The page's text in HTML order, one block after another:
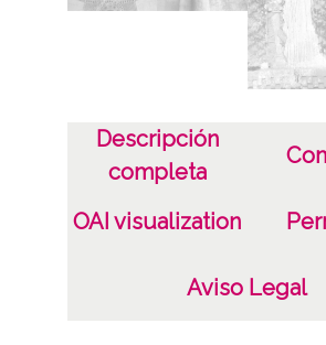
Licencia de las
Descripción
completa
OAI visualization
Aviso Legal